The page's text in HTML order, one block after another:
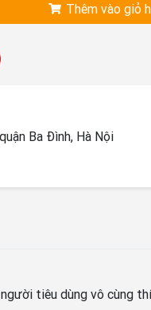
Thêm vào giỏ
Ba Đình, Hà Nội
người tiêu dùng vô cùng